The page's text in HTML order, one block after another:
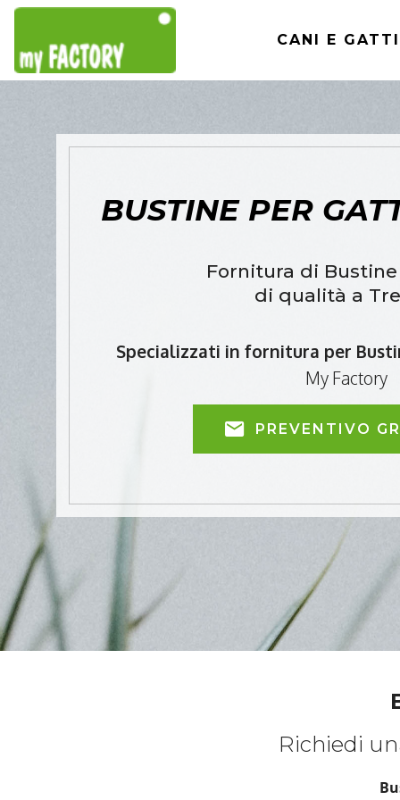
CANI E GATTI
BUSTINE PER
Fornitura di
di qualità a
Specializzati in fornitura per
My Factory
PREVENTIVO
Richiedi